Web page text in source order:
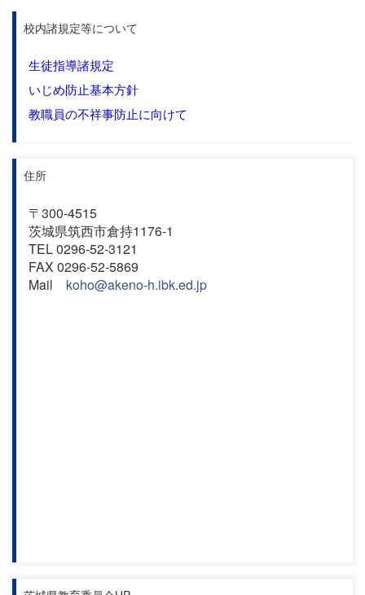
校内諸規定等について
生徒指導諸規定
いじめ防止基本方針
教職員の不祥事防止に向けて
住所
〒300-4515
茨城県筑西市倉持1176-1
TEL 0296-52-3121
FAX 0296-52-5869
Mail koho@akeno-h.ibk.ed.jp